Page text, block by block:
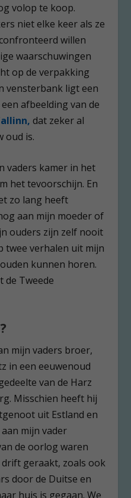
volop te koop.
niet elke keer als ze
willen
waarschuwingen
op de verpakking
vensterbank ligt een
afbeelding van de
dat zeker al
oud is.
vaders kamer in het
het tevoorschijn. En
zo lang heeft
aan mijn moeder of
ouders zijn zelf nooit
twee verhalen uit mijn
kunnen horen.
de Tweede
mijn vaders broer,
in een eeuwenoud
van de Harz
Misschien heeft hij
uit Estland en
mijn vader
de oorlog waren
geraakt, zoals ook
door de Duitse en
huis is gegaan. We